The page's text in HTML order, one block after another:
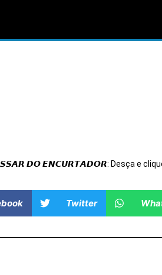
𝘿𝙊 𝙀𝙉𝘾𝙐𝙍𝙏𝘼𝘿𝙊𝙍: Desça e clique
Twitter